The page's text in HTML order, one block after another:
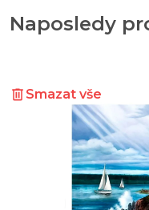
Naposledy
Smazat vše